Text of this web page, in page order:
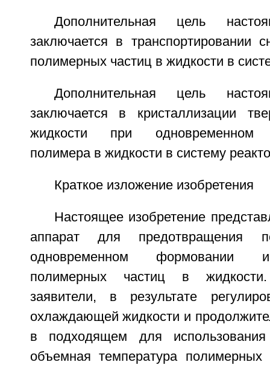
Дополнительная цель
заключается в транспортировании
полимерных частиц в жидкости в
Дополнительная цель
заключается в кристаллизации
жидкости при одновременном
полимера в жидкости в систему
Краткое изложение изобретения
Настоящее изобретение
аппарат для предотвращения
одновременном формовании и
полимерных частиц в
заявители, в результате
охлаждающей жидкости и
в подходящем для
объемная температура